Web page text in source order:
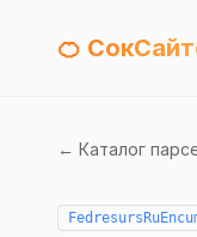
🍊
← Каталог